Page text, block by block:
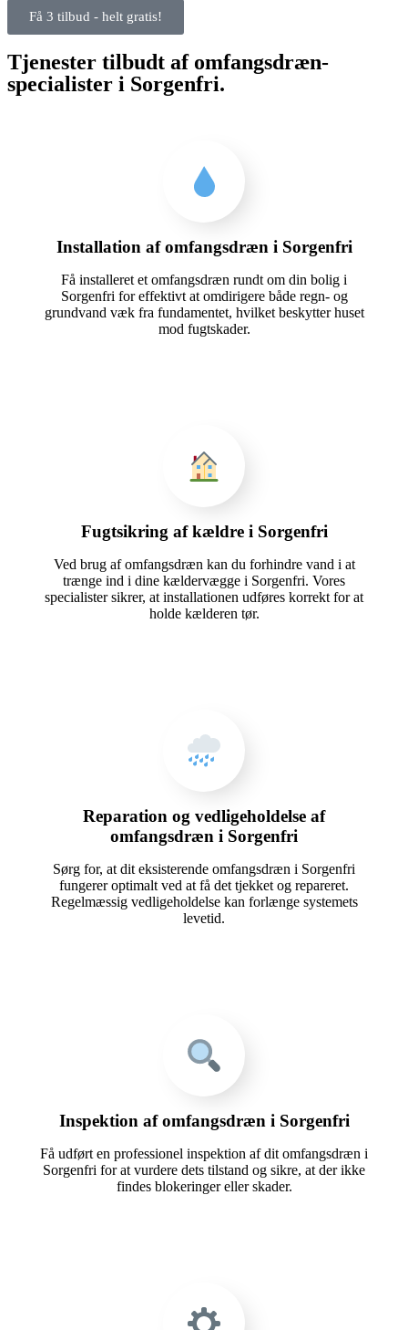
Få 3 tilbud - helt gratis!
Tjenester tilbudt af omfangsdræn-
specialister i Sorgenfri.
Installation af omfangsdræn i Sorgenfri
Få installeret et omfangsdræn rundt om din bolig i
Sorgenfri for effektivt at omdirigere både regn- og
grundvand væk fra fundamentet, hvilket beskytter huset
mod fugtskader.
Fugtsikring af kældre i Sorgenfri
Ved brug af omfangsdræn kan du forhindre vand i at
trænge ind i dine kældervægge i Sorgenfri. Vores
specialister sikrer, at installationen udføres korrekt for at
holde kælderen tør.
Reparation og vedligeholdelse af
omfangsdræn i Sorgenfri
Sørg for, at dit eksisterende omfangsdræn i Sorgenfri
fungerer optimalt ved at få det tjekket og repareret.
Regelmæssig vedligeholdelse kan forlænge systemets
levetid.
Inspektion af omfangsdræn i Sorgenfri
Få udført en professionel inspektion af dit omfangsdræn i
Sorgenfri for at vurdere dets tilstand og sikre, at der ikke
findes blokeringer eller skader.